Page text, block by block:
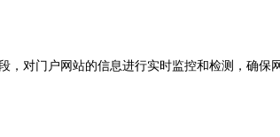
对门户网站的信息进行实时监控和检测，确保